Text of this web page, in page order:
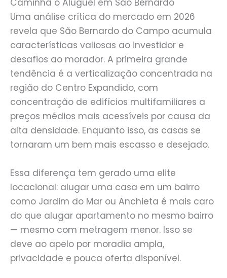
Caminha o Aluguel em São Bernardo
Uma análise crítica do mercado em 2026
revela que São Bernardo do Campo acumula
características valiosas ao investidor e
desafios ao morador. A primeira grande
tendência é a verticalização concentrada na
região do Centro Expandido, com
concentração de edifícios multifamiliares a
preços médios mais acessíveis por causa da
alta densidade. Enquanto isso, as casas se
tornaram um bem mais escasso e desejado.
Essa diferença tem gerado uma elite
locacional: alugar uma casa em um bairro
como Jardim do Mar ou Anchieta é mais caro
do que alugar apartamento no mesmo bairro
— mesmo com metragem menor. Isso se
deve ao apelo por moradia ampla,
privacidade e pouca oferta disponível.